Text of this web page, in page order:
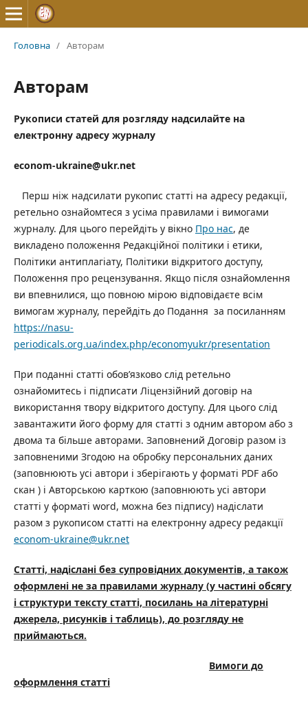
Головна / Авторам
Авторам
Рукописи статей для розгляду надсилайте на
електронну адресу журналу
econom-ukraine@ukr.net
Перш ніж надсилати рукопис статті на адресу редакції,
ретельно ознайомтеся з усіма правилами і вимогами
журналу. Для цього перейдіть у вікно Про нас, де
викладено положення Редакційної політики і етики,
Політики антиплагіату, Політики відкритого доступу,
Положення про рецензування. Якщо після ознайомлення
ви впевнилися, що повною мірою відповідаєте всім
вимогам журналу, перейдіть до Подання за посиланням
https://nasu-
periodicals.org.ua/index.php/economyukr/presentation
При поданні статті обов’язково слід ретельно
ознайомитесь і підписати Ліцензійний договір на
використання твору відкритого доступу. Для цього слід
завантажити його форму для статті з одним автором або з
двома та більше авторами. Заповнений Договір разом із
заповненими Згодою на обробку персональних даних
(заповнюють усі автори і зберігають у форматі PDF або
скан ) і Авторською карткою (заповнюють усі автори
статті у форматі word, можна без підпису) надіслати
разом з рукописом статті на електронну адресу редакції
econom-ukraine@ukr.net
Статті, надіслані без супровідних документів, а також
оформлені не за правилами журналу (у частині обсягу
і структури тексту статті, посилань на літературні
джерела, рисунків і таблиць), до розгляду не
приймаються.
Вимоги до
оформлення статті